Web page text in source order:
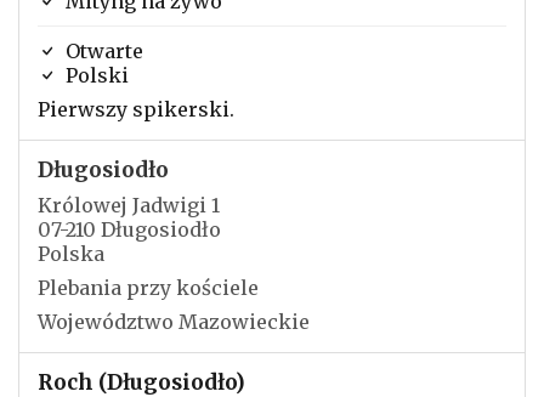
Otwarte
Polski
Pierwszy spikerski.
Długosiodło
Królowej Jadwigi 1
07-210 Długosiodło
Polska
Plebania przy kościele
Województwo Mazowieckie
Roch (Długosiodło)